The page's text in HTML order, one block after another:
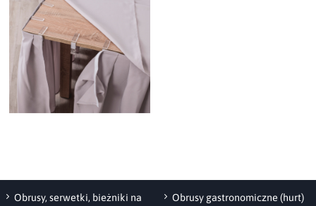
Obrusy, serwetki, bieżniki na
Obrusy gastronomiczne (hurt)